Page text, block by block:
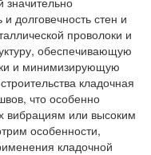
и долговечность стен и
проволоки и
обеспечивающую
и минимизирующую
кладочная
что особенно
вибрациям или высоким
особенности,
кладочной